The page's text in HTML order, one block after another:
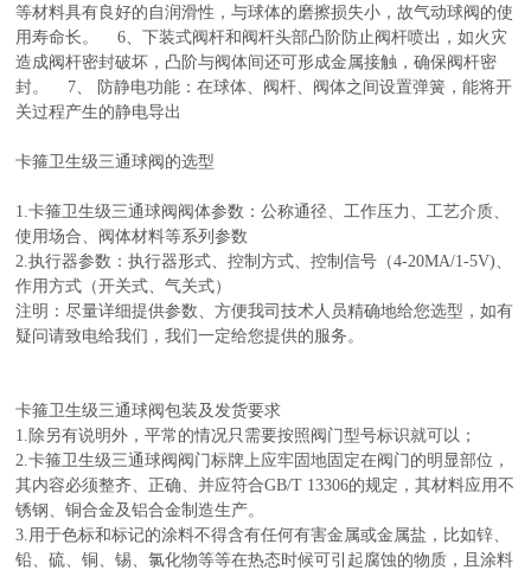
等材料具有良好的自润滑性，与球体的磨擦损失小，故气动球阀的使
用寿命长。 6、下装式阀杆和阀杆头部凸阶防止阀杆喷出，如火灾
造成阀杆密封破坏，凸阶与阀体间还可形成金属接触，确保阀杆密
封。 7、 防静电功能：在球体、阀杆、阀体之间设置弹簧，能将开
关过程产生的静电导出
卡箍卫生级三通球阀 的选型
1.卡箍卫生级三通球阀 阀体参数：公称通径、工作压力、工艺介质、
使用场合、阀体材料等系列参数
2.执行器参数：执行器形式、控制方式、控制信号（4-20MA/1-5V)、
作用方式（开关式、气关式）
注明：尽量详细提供参数、方便我司技术人员精确地给您选型，如有
疑问请致电给我们，我们一定给您提供的服务。
卡箍卫生级三通球阀包装及发货要求
1.除另有说明外，平常的情况只需要按照阀门型号标识就可以；
2.卡箍卫生级三通球阀 阀门标牌上应牢固地固定在阀门的明显部位，
其内容必须整齐、正确、并应符合GB/T 13306的规定，其材料应用不
锈钢、铜合金及铝合金制造生产。
3.用于色标和标记的涂料不得含有任何有害金属或金属盐，比如锌、
铅、硫、铜、锡、氯化物等等在热态时候可引起腐蚀的物质，且涂料